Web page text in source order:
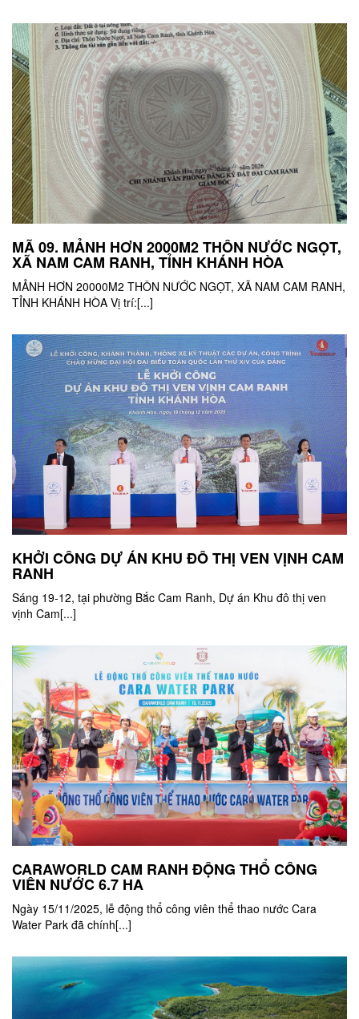
MÃ 09. MẢNH HƠN 2000M2 THÔN NƯỚC NGỌT,
XÃ NAM CAM RANH, TỈNH KHÁNH HÒA
MẢNH HƠN 20000M2 THÔN NƯỚC NGỌT, XÃ NAM CAM RANH,
TỈNH KHÁNH HÒA Vị trí:[...]
KHỞI CÔNG DỰ ÁN KHU ĐÔ THỊ VEN VỊNH CAM
RANH
Sáng 19-12, tại phường Bắc Cam Ranh, Dự án Khu đô thị ven
vịnh Cam[...]
CARAWORLD CAM RANH ĐỘNG THỔ CÔNG
VIÊN NƯỚC 6.7 HA
Ngày 15/11/2025, lễ động thổ công viên thể thao nước Cara
Water Park đã chính[...]